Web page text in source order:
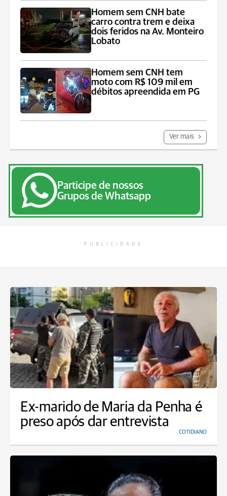
Homem sem CNH bate
carro contra trem e deixa
dois feridos na Av. Monteiro
Lobato
Homem sem CNH tem
moto com R$ 109 mil em
débitos apreendida em PG
Ver mais
Participe de nossos
Grupos de Whatsapp
PUBLICIDADE
Ex-marido de Maria da Penha é
preso após dar entrevista
COTIDIANO